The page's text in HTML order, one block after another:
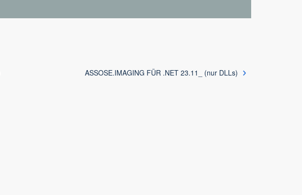
ASSOSE.IMAGING FÜR .NET 23.11_ (nur DLLs)